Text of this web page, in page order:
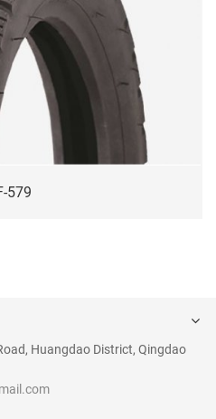
579
Huangdao District, Qingdao